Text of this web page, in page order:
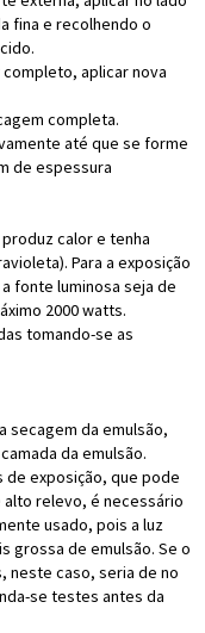
fina e recolhendo o
aplicar nova
completa.
até que se forme
de espessura
calor e tenha
Para a exposição
fonte luminosa seja de
2000 watts.
tomando-se as
secagem da emulsão,
da emulsão.
exposição, que pode
alto relevo, é necessário
usado, pois a luz
grossa de emulsão. Se o
neste caso, seria de no
se testes antes da